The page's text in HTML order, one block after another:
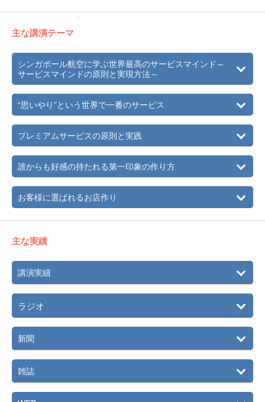
主な講演テーマ
シンガポール航空に学ぶ世界最高のサービスマインド～
サービスマインドの原則と実現方法～
“思いやり”という世界で一番のサービス
プレミアムサービスの原則と実践
誰からも好感の持たれる第一印象の作り方
お客様に選ばれるお店作り
主な実績
講演実績
ラジオ
新聞
雑誌